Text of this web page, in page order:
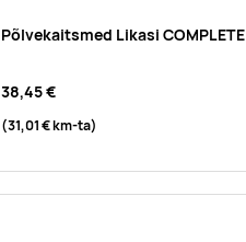
Põlvekaitsmed Likasi COMPLETE
38,45 €
(31,01 €km-ta)